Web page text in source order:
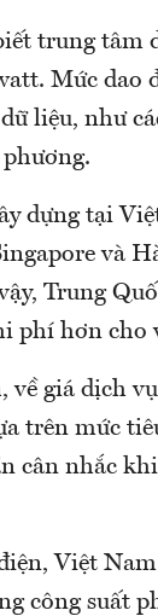
trung tâm
Mức dao
liệu, như
dựng tại
và
Trung
phí hơn cho
về giá dịch
trên mức
cân nhắc
Việt
công suất